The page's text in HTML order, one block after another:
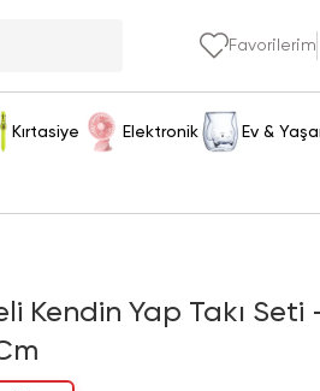
Favorilerim
Kırtasiye Elektronik Ev &
Kendin Yap Takı